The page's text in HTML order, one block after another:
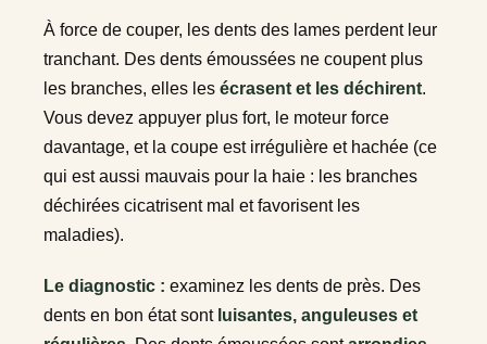
À force de couper, les dents des lames perdent leur
tranchant. Des dents émoussées ne coupent plus
les branches, elles les écrasent et les déchirent.
Vous devez appuyer plus fort, le moteur force
davantage, et la coupe est irrégulière et hachée (ce
qui est aussi mauvais pour la haie : les branches
déchirées cicatrisent mal et favorisent les
maladies).
Le diagnostic : examinez les dents de près. Des
dents en bon état sont luisantes, anguleuses et